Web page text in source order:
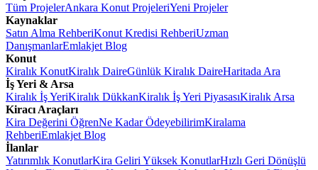
Tüm ProjelerAnkara Konut ProjeleriYeni Projeler
Kaynaklar
Satın Alma RehberiKonut Kredisi RehberiUzman
DanışmanlarEmlakjet Blog
Konut
Kiralık KonutKiralık DaireGünlük Kiralık DaireHaritada Ara
İş Yeri & Arsa
Kiralık İş YeriKiralık DükkanKiralık İş Yeri PiyasasıKiralık Arsa
Kiracı Araçları
Kira Değerini ÖğrenNe Kadar ÖdeyebilirimKiralama
RehberiEmlakjet Blog
İlanlar
Yatırımlık KonutlarKira Geliri Yüksek KonutlarHızlı Geri Dönüşlü